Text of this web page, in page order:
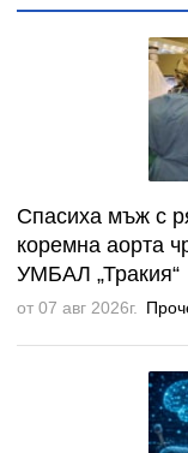
Спасиха мъж с
коремна аорта
УМБАЛ „Тракия“
от 07 авг 2026г.